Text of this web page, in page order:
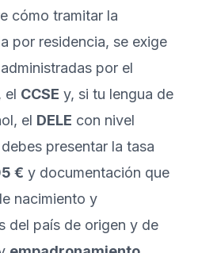
cómo tramitar la
por residencia, se exige
por el
el CCSE y, si tu lengua de
el DELE con nivel
presentar la tasa
€ y documentación que
nacimiento y
del país de origen y de